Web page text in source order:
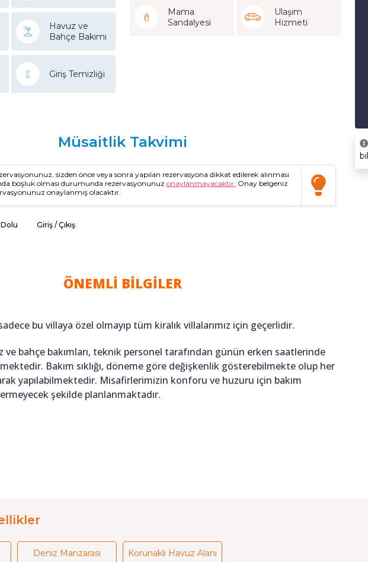
Havuz ve
Bahçe Bakımı
Giriş Temizliği
Mama
Sandalyesi
Ulaşım
Hizmeti
Müsaitlik Takvimi
sizden önce veya sonra yapılan rezervasyona dikkat edilerek alınması
boşluk olması durumunda rezervasyonunuz onaylanmayacaktır. Onay belgeniz
onaylanmış olacaktır.
Dolu Giriş / Çıkış
ÖNEMLİ BİLGİLER
bu villaya özel olmayıp tüm kiralık villalarımız için geçerlidir.
ve bahçe bakımları, teknik personel tarafından günün erken saatlerinde
Bakım sıklığı, döneme göre değişkenlik gösterebilmekte olup her
yapılabilmektedir. Misafirlerimizin konforu ve huzuru için bakım
şekilde planlanmaktadır.
Deniz Manzarası Korunaklı Havuz Alanı